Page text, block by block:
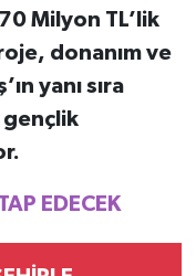
Milyon TL’lik
donanım ve
yanı sıra
gençlik
EDECEK